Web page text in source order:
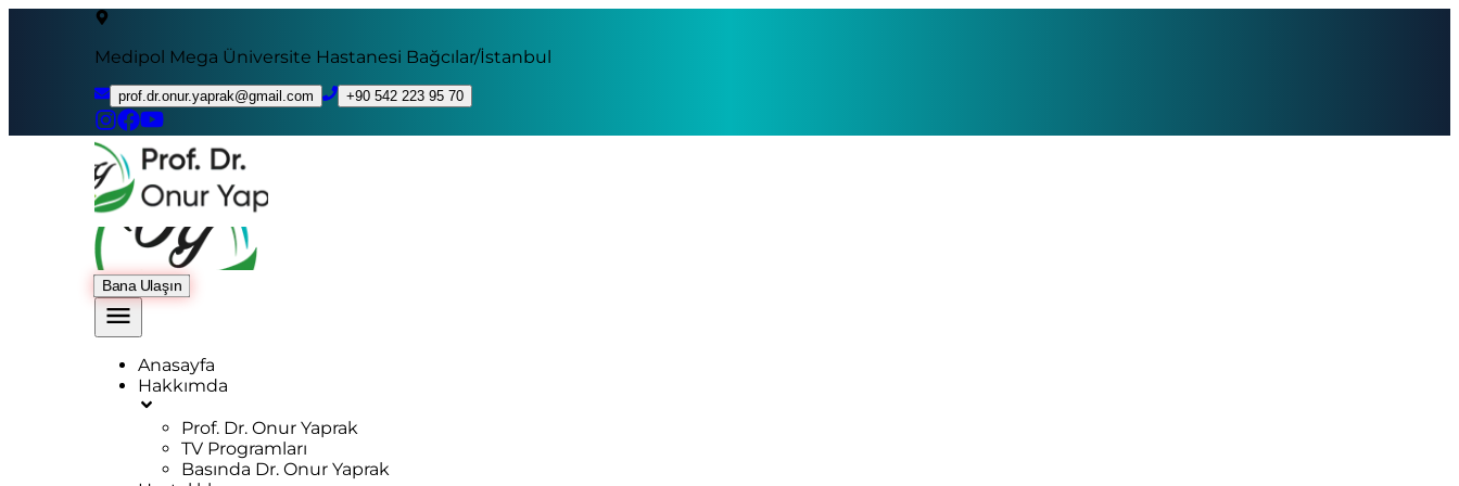
Medipol Mega Üniversite Hastanesi Bağcılar/İstanbul
prof.dr.onur.yaprak@gmail.com +90 542 223 95 70
Bana Ulaşın
Anasayfa
Hakkımda
Prof. Dr. Onur Yaprak
TV Programları
Basında Dr. Onur Yaprak